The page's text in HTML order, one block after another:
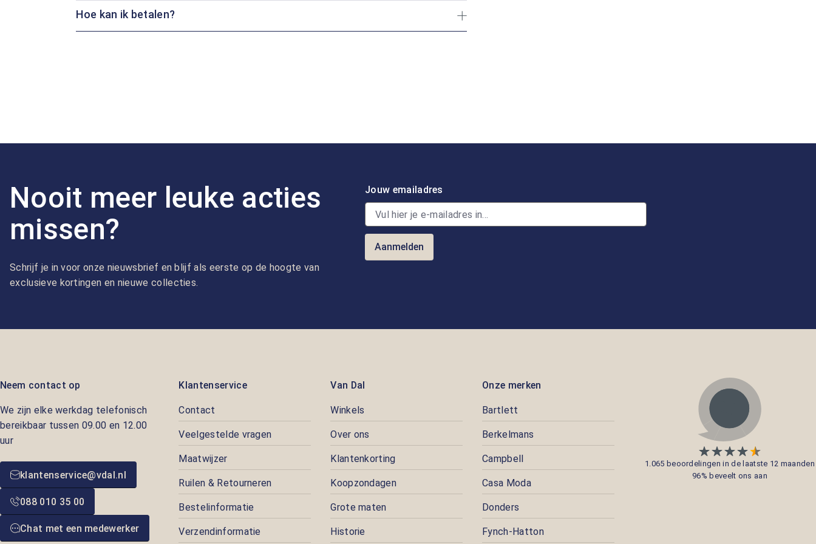
Hoe kan ik betalen?
Nooit meer leuke acties
missen?
Schrijf je in voor onze nieuwsbrief en blijf als eerste op de hoogte van
exclusieve kortingen en nieuwe collecties.
Jouw emailadres
Aanmelden
Neem contact op
We zijn elke werkdag telefonisch
bereikbaar tussen 09.00 en 12.00
uur
klantenservice@vdal.nl
088 010 35 00
Chat met een medewerker
Klantenservice
Contact
Veelgestelde vragen
Maatwijzer
Ruilen & Retourneren
Bestelinformatie
Verzendinformatie
Van Dal
Winkels
Over ons
Klantenkorting
Koopzondagen
Grote maten
Historie
Onze merken
Bartlett
Berkelmans
Campbell
Casa Moda
Donders
Fynch-Hatton
1.065 beoordelingen in de laatste 12 maanden
96% beveelt ons aan